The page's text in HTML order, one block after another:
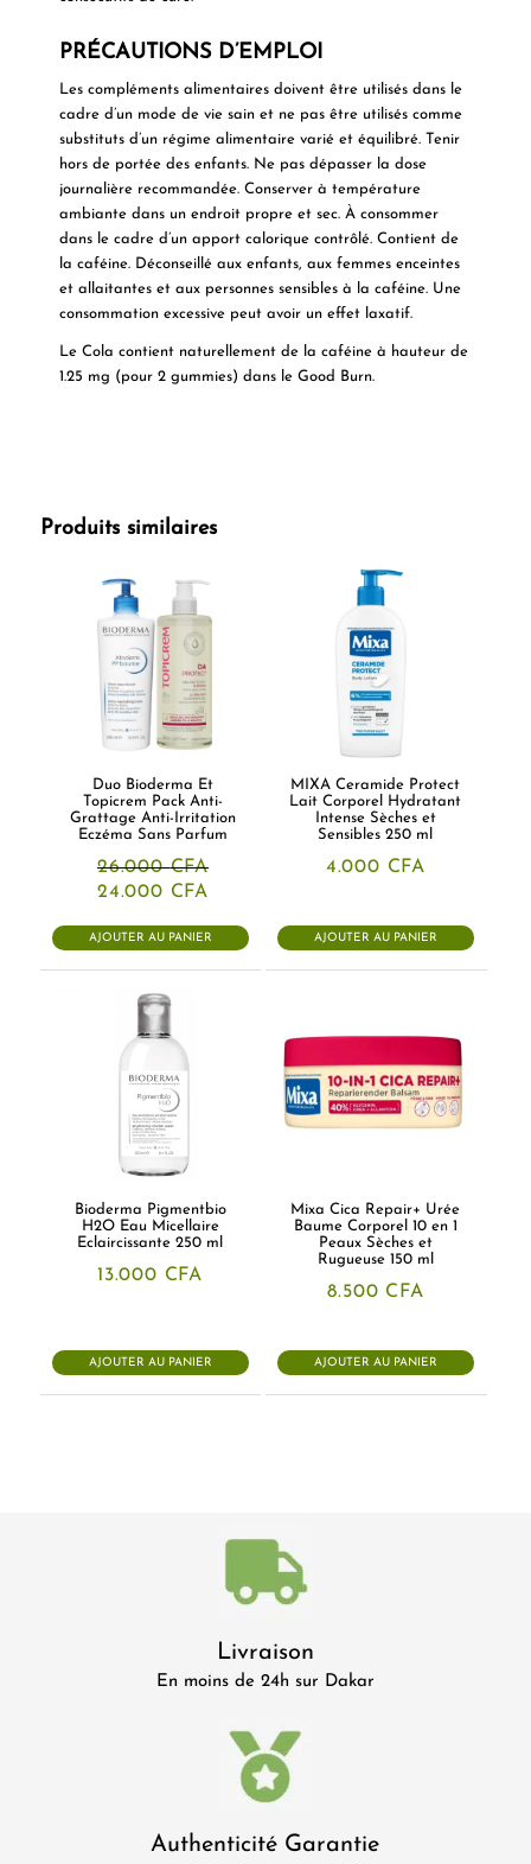
PRÉCAUTIONS D’EMPLOI
Les compléments alimentaires doivent être utilisés dans le
cadre d’un mode de vie sain et ne pas être utilisés comme
substituts d’un régime alimentaire varié et équilibré. Tenir
hors de portée des enfants. Ne pas dépasser la dose
journalière recommandée. Conserver à température
ambiante dans un endroit propre et sec. À consommer
dans le cadre d’un apport calorique contrôlé. Contient de
la caféine. Déconseillé aux enfants, aux femmes enceintes
et allaitantes et aux personnes sensibles à la caféine. Une
consommation excessive peut avoir un effet laxatif.
Le Cola contient naturellement de la caféine à hauteur de
1.25 mg (pour 2 gummies) dans le Good Burn.
Produits similaires
Duo Bioderma Et
Topicrem Pack Anti-
Grattage Anti-Irritation
Eczéma Sans Parfum
26.000CFA
Le
initial
était :
26.000 CFA.
24.000 CFA
actuel
est :
24.000 CFA.
AJOUTER AU PANIER
MIXA Ceramide Protect
Lait Corporel Hydratant
Intense Sèches et
Sensibles 250 ml
4.000 CFA
AJOUTER AU PANIER
Bioderma Pigmentbio
H2O Eau Micellaire
Eclaircissante 250 ml
13.000 CFA
AJOUTER AU PANIER
Mixa Cica Repair+ Urée
Baume Corporel 10 en 1
Peaux Sèches et
Rugueuse 150 ml
8.500 CFA
AJOUTER AU PANIER
Livraison
En moins de 24h sur Dakar
Authenticité Garantie